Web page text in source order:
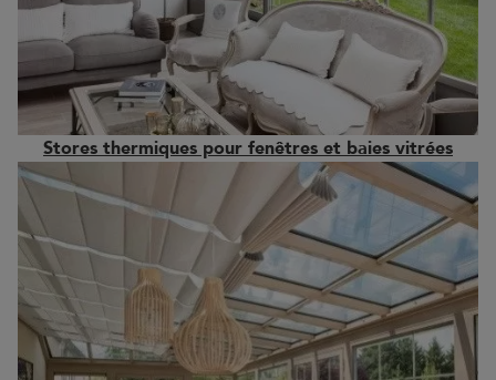
Stores thermiques pour fenêtres et baies vitrées